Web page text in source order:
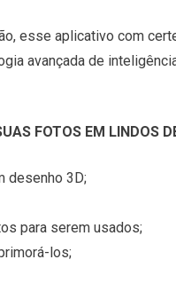
esse aplicativo com
avançada de
FOTOS EM LINDOS
desenho 3D;
para serem usados;
los;